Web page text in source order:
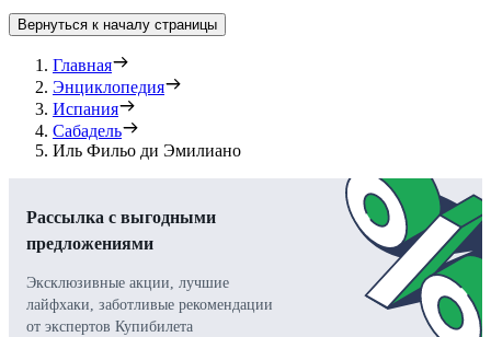
Вернуться к началу страницы
Главная
Энциклопедия
Испания
Сабадель
Иль Фильо ди Эмилиано
Рассылка с выгодными
предложениями
Эксклюзивные акции, лучшие
лайфхаки, заботливые рекомендации
от экспертов Купибилета